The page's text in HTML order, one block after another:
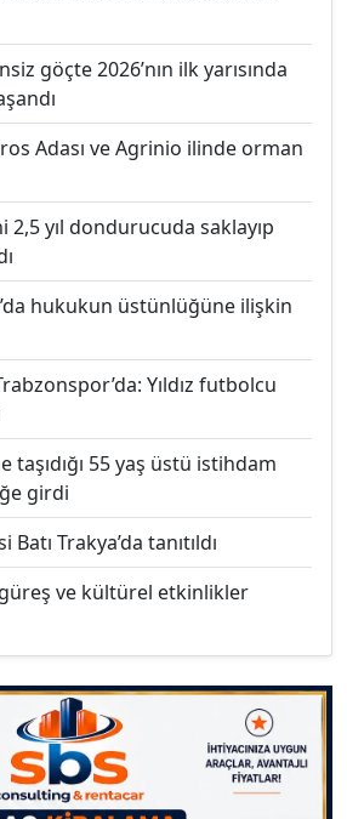
göçte 2026’nın ilk yarısında
Adası ve Agrinio ilinde orman
2,5 yıl dondurucuda saklayıp
hukukun üstünlüğüne ilişkin
Yıldız futbolcu
taşıdığı 55 yaş üstü istihdam
girdi
Trakya’da tanıtıldı
güreş ve kültürel etkinlikler